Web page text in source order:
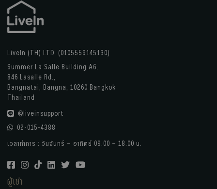
LiveIn (TH) LTD. (0105559145130)
Summer La Salle Building A6,
846 Lasalle Rd.,
Bangnatai, Bangna, 10260 Bangkok
Thailand
@liveinsupport
02-015-4388
เวลาทำการ : วันจันทร์ – อาทิตย์ 09.00 – 18.00 น.
ผู้เช่า